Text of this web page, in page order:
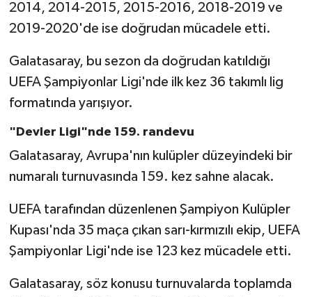
2014, 2014-2015, 2015-2016, 2018-2019 ve
2019-2020'de ise doğrudan mücadele etti.
Galatasaray, bu sezon da doğrudan katıldığı
UEFA Şampiyonlar Ligi'nde ilk kez 36 takımlı lig
formatında yarışıyor.
"Devler Ligi"nde 159. randevu
Galatasaray, Avrupa'nın kulüpler düzeyindeki bir
numaralı turnuvasında 159. kez sahne alacak.
UEFA tarafından düzenlenen Şampiyon Kulüpler
Kupası'nda 35 maça çıkan sarı-kırmızılı ekip, UEFA
Şampiyonlar Ligi'nde ise 123 kez mücadele etti.
Galatasaray, söz konusu turnuvalarda toplamda